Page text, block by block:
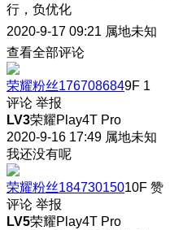
行，负优化
2020-9-17 09:21 属地未知
查看全部评论
荣耀粉丝1767086849F 1
评论 举报
LV3荣耀Play4T Pro
2020-9-16 17:49 属地未知
我还没有呢
荣耀粉丝18473015010F 赞
评论 举报
LV5荣耀Play4T Pro